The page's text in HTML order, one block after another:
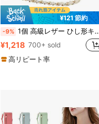
¥121 節約
-9% 1個 高級レザー ひし形キルティング 香り付き カードホルダー 携帯ケース ポーチ 羊毛柄 クロスボディストラップ コイン&カードスロット 女性用 ポータブル保護カバー 17 16 15 14 13 12 11 Galaxy対応 ブラック、杏、ピンク、キャメル、ワイン、パープル、オレンジ、オニキスブラック、エレガントホワイト スプリングギフト バースデー
¥1,218 700+ sold
高リピート率